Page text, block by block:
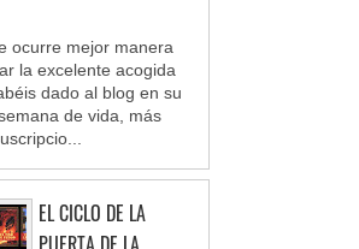
ocurre mejor manera
la excelente acogida
dado al blog en su
de vida, más
EL CICLO DE LA